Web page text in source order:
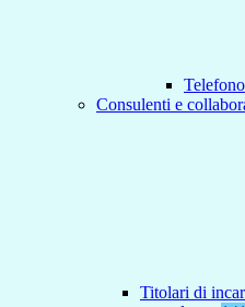
Consulenti e
Titolari di